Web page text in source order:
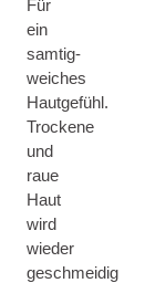
Für
ein
samtig-
weiches
Hautgefühl.
Trockene
und
raue
Haut
wird
wieder
geschmeidig